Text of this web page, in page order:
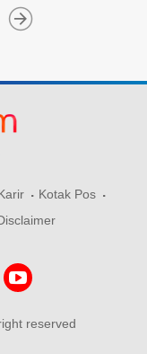
Kotak Pos
reserved